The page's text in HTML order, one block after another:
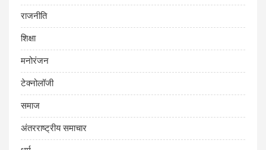
राजनीति
शिक्षा
मनोरंजन
टेक्नोलॉजी
समाज
अंतरराष्ट्रीय समाचार